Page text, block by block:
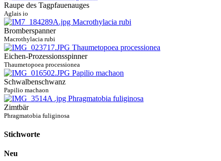
Raupe des Tagpfauenauges
Aglais io
Bromberspanner
Macrothylacia rubi
Eichen-Prozessionsspinner
Thaumetopoea processionea
Schwalbenschwanz
Papilio machaon
Zimtbär
Phragmatobia fuliginosa
Stichworte
Neu